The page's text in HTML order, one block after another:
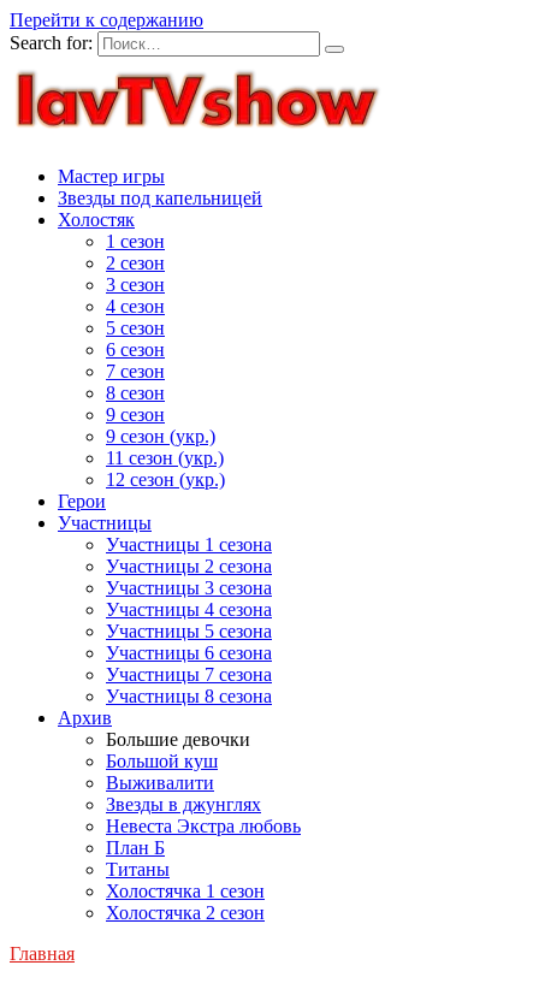
Перейти к содержанию
Search for:
Мастер игры
Звезды под капельницей
Холостяк
1 сезон
2 сезон
3 сезон
4 сезон
5 сезон
6 сезон
7 сезон
8 сезон
9 сезон
9 сезон (укр.)
11 сезон (укр.)
12 сезон (укр.)
Герои
Участницы
Участницы 1 сезона
Участницы 2 сезона
Участницы 3 сезона
Участницы 4 сезона
Участницы 5 сезона
Участницы 6 сезона
Участницы 7 сезона
Участницы 8 сезона
Архив
Большие девочки
Большой куш
Выживалити
Звезды в джунглях
Невеста Экстра любовь
План Б
Титаны
Холостячка 1 сезон
Холостячка 2 сезон
Главная